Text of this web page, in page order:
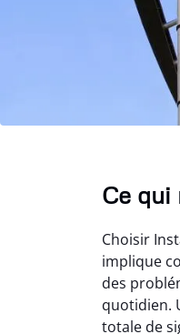
Ce qui
Choisir
implique
des
quotidien.
totale de